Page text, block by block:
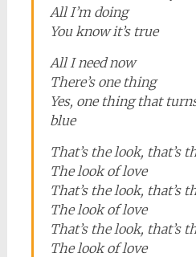
All I’m doing
You know it’s true
All I need now
There’s one thing
Yes, one thing that
blue
That’s the look, that’s
The look of love
That’s the look, that’s
The look of love
That’s the look, that’s
The look of love